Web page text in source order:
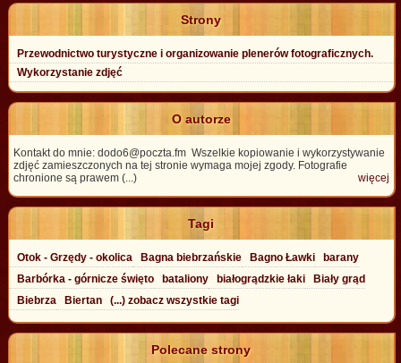
Strony
Przewodnictwo turystyczne i organizowanie plenerów fotograficznych.
Wykorzystanie zdjęć
O autorze
Kontakt do mnie: dodo6@poczta.fm Wszelkie kopiowanie i wykorzystywanie
zdjęć zamieszczonych na tej stronie wymaga mojej zgody. Fotografie
chronione są prawem (...)
więcej
Tagi
Otok - Grzędy - okolica Bagna biebrzańskie Bagno Ławki
barany
Barbórka - górnicze święto
bataliony białogrądzkie łaki
Biały grąd
Biebrza
Biertan (...) zobacz wszystkie tagi
Polecane strony